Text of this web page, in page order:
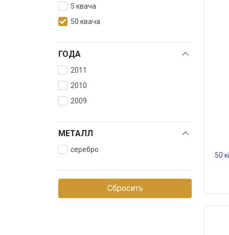
5 квача
50 квача
ГОДА
2011
2010
2009
МЕТАЛЛ
серебро
Сбросить
50